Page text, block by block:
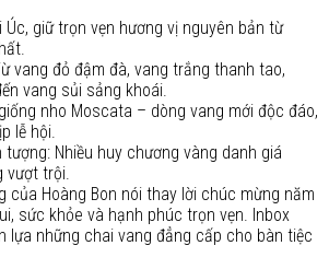
giữ trọn vẹn hương vị nguyên bản từ
vang đỏ đậm đà, vang trắng thanh tao,
vang sủi sảng khoái.
nho Moscata – dòng vang mới độc đáo,
lễ hội.
Nhiều huy chương vàng danh giá
vượt trội.
của Hoàng Bon nói thay lời chúc mừng năm
sức khỏe và hạnh phúc trọn vẹn. Inbox
lựa những chai vang đẳng cấp cho bàn tiệc